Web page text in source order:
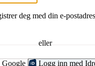
deg med din e-
eller
Google Logg inn med